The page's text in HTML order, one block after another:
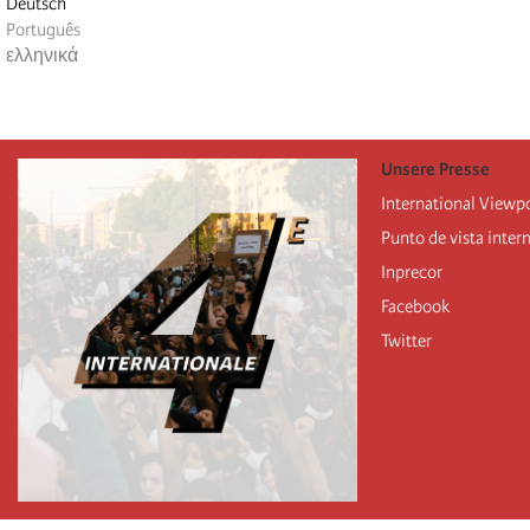
Português
ελληνικά
Unsere Presse
International
Punto de vista
Inprecor
Facebook
Twitter